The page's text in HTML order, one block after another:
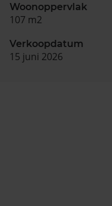
Woonoppervlak
107 m2
Verkoopdatum
15 juni 2026